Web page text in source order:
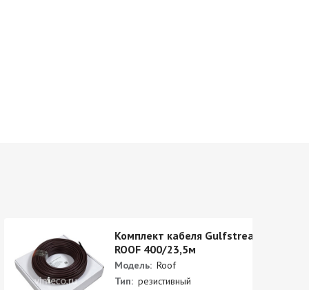
Комплект кабеля Gulfstream
ROOF 400/23,5м
Модель: Roof
Тип: резистивный